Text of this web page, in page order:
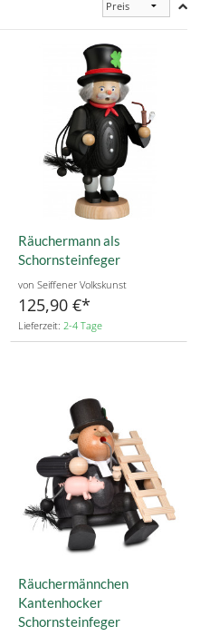
Räuchermann als
Schornsteinfeger
von Seiffener Volkskunst
125,90 €
Lieferzeit: 2-4 Tage
Räuchermännchen
Kantenhocker
Schornsteinfeger